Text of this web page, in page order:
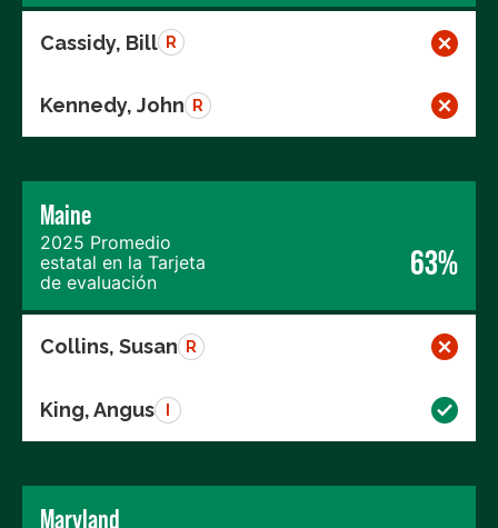
Cassidy, Bill R
Kennedy, John R
Maine
2025 Promedio
estatal en la Tarjeta
de evaluación
63%
Collins, Susan R
King, Angus
Maryland